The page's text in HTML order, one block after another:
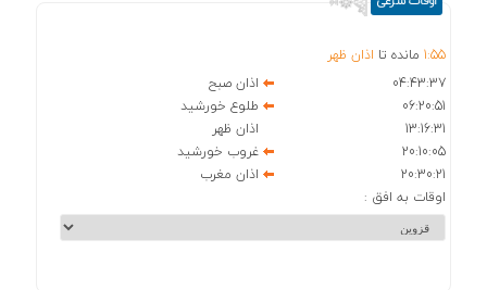
1:55 مانده تا اذان ظهر
04:43:37
اذان صبح
06:20:51
طلوع خورشید
13:16:31
اذان ظهر
20:10:05
غروب خورشید
20:30:21
اذان مغرب
اوقات به افق :